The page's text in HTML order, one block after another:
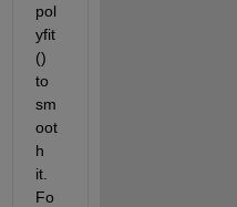
pol
yfit
()
to
sm
oot
h
it.
Fo